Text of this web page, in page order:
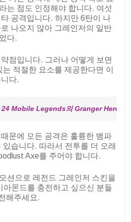
는 점도 인정해야 합니다. 여섯
공격입니다. 하지만 6탄이 나
나오지 않아 그레인저의 일반
다.
점입니다. 그러나 어떻게 보면
적절한 요소를 제공한다면 이
다.
24 Mobile Legends의 Granger Hero 빌
문에 모든 공격은 훌륭한 뱀파
습니다. 따라서 전투를 더 오래
Axe를 주어야 합니다.
션으로 레전드 그레인저 스킨을
아몬드를 충전하고 싶으신 분들
해주세요.